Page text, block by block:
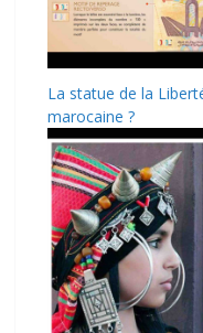
La statue de la
marocaine ?